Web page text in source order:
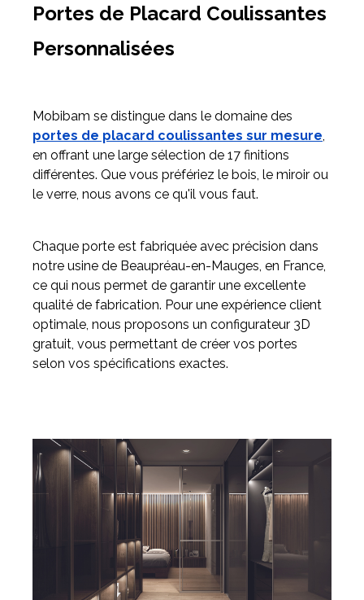
Portes de Placard Coulissantes
Personnalisées
Mobibam se distingue dans le domaine des
portes de placard coulissantes sur mesure
en offrant une large sélection de 17 finitions
différentes. Que vous préfériez le bois, le miroir ou
le verre, nous avons ce qu'il vous faut.
Chaque porte est fabriquée avec précision dans
notre usine de Beaupréau-en-Mauges, en France,
ce qui nous permet de garantir une excellente
qualité de fabrication. Pour une expérience client
optimale, nous proposons un configurateur 3D
gratuit, vous permettant de créer vos portes
selon vos spécifications exactes.